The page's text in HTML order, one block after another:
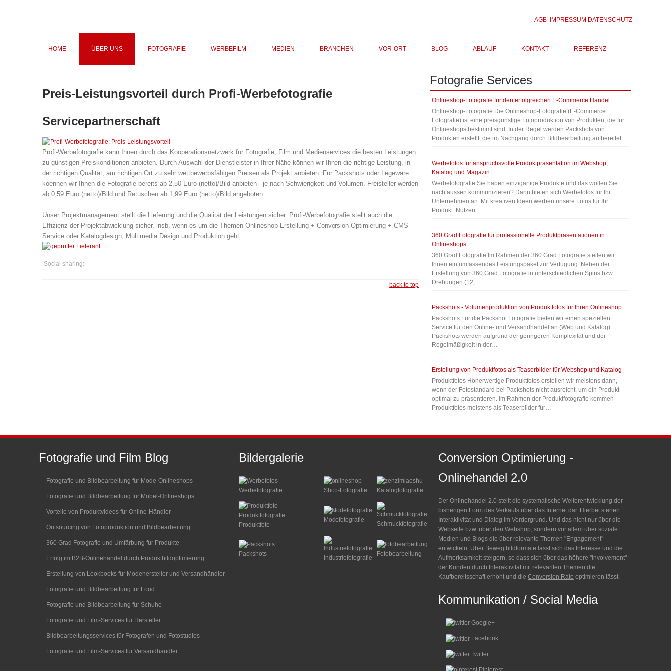
AGB IMPRESSUM DATENSCHUTZ
HOME ÜBER UNS FOTOGRAFIE WERBEFILM MEDIEN BRANCHEN VOR-ORT BLOG ABLAUF KONTAKT REFERENZ
Preis-Leistungsvorteil durch Profi-Werbefotografie
Servicepartnerschaft
Profi-Werbefotografie kann Ihnen durch das Kooperationsnetzwerk für Fotografie, Film und Medienservices die besten Leistungen
zu günstigen Preiskonditionen anbieten. Durch Auswahl der Dienstleister in Ihrer Nähe können wir Ihnen die richtige Leistung, in
der richtigen Qualität, am richtigen Ort zu sehr wettbewerbsfähigen Preisen als Projekt anbieten. Für Packshots oder Legeware
koennen wir Ihnen die Fotografie bereits ab 2,50 Euro (netto)/Bild anbieten - je nach Schwierigkeit und Volumen. Freisteller werden
ab 0,59 Euro (netto)/Bild und Retuschen ab 1,99 Euro (netto)/Bild angeboten.
Unser Projektmanagement stellt die Lieferung und die Qualität der Leistungen sicher. Profi-Werbefotografie stellt auch die
Effizienz der Projektabwicklung sicher, insb. wenn es um die Themen Onlineshop Erstellung + Conversion Optimierung + CMS
Service oder Katalogdesign, Multimedia Design und Produktion geht.
Social sharing:
back to top
Fotografie Services
Onlineshop-Fotografie für den erfolgreichen E-Commerce Handel
Onlineshop-Fotografie Die Onlineshop-Fotografie (E-Commerce
Fotografie) ist eine preisgünstige Fotoproduktion von Produkten, die für
Onlineshops bestimmt sind. In der Regel werden Packshots von
Produkten erstellt, die im Nachgang durch Bildbearbeitung aufbereitet…
Werbefotos für anspruchsvolle Produktpräsentation im Webshop,
Katalog und Magazin
Werbefotografie Sie haben einzigartige Produkte und das wollen Sie
nach aussen kommunizieren? Dann bieten sich Werbefotos für Ihr
Unternehmen an. Mit kreativen Ideen werben unsere Fotos für Ihr
Produkt. Nutzen…
360 Grad Fotografie für professionelle Produktpräsentationen in
Onlineshops
360 Grad Fotografie Im Rahmen der 360 Grad Fotografie stellen wir
Ihnen ein umfassendes Leistungspaket zur Verfügung. Neben der
Erstellung von 360 Grad Fotografie in unterschiedlichen Spins bzw.
Drehungen (12,…
Packshots - Volumenproduktion von Produktfotos für Ihren Onlineshop
Packshots Für die Packshot Fotografie bieten wir einen speziellen
Service für den Online- und Versandhandel an (Web und Katalog).
Packshots werden aufgrund der geringeren Komplexität und der
Regelmäßigkeit in der…
Erstellung von Produktfotos als Teaserbilder für Webshop und Katalog
Produktfotos Höherwertige Produktfotos erstellen wir meistens dann,
wenn der Fotostandard bei Packshots nicht ausreicht, um ein Produkt
optimal zu präsentieren. Im Rahmen der Produktfotografie kommen
Produktfotos meistens als Teaserbilder für…
Fotografie und Film Blog
Fotografie und Bildbearbeitung für Mode-Onlineshops
Fotografie und Bildbearbeitung für Möbel-Onlineshops
Vorteile von Produktvideos für Online-Händler
Outsourcing von Fotoproduktion und Bildbearbeitung
360 Grad Fotografie und Umfärbung für Produkte
Erfolg im B2B-Onlinehandel durch Produktbildoptimierung
Erstellung von Lookbooks für Modehersteller und Versandhändler
Fotografie und Bildbearbeitung für Food
Fotografie und Bildbearbeitung für Schuhe
Fotografie und Film-Services für Hersteller
Bildbearbeitungsservices für Fotografen und Fotostudios
Fotografie und Film-Services für Versandhändler
Bildergalerie
Werbefotografie Shop-Fotografie Katalogfotografie
Produktfoto
Modefotografie
Schmuckfotografie
Packshots
Industriefotografie
Fotobearbeitung
Conversion Optimierung -
Onlinehandel 2.0
Der Onlinehandel 2.0 stellt die systematische Weiterentwicklung der
bisherigen Form des Verkaufs über das Internet dar. Hierbei stehen
Interaktivität und Dialog im Vordergrund. Und das nicht nur über die
Webseite bzw. über den Webshop, sondern vor allem über soziale
Medien und Blogs die über relevante Themen "Engagement"
entwickeln. Über Bewegtbildformate lässt sich das Interesse und die
Aufmerksamkeit steigern, so dass sich über das höhere "Involvement"
der Kunden durch Interaktivität mit relevanten Themen die
Kaufbereitsschaft erhöht und die Conversion Rate optimieren lässt.
Kommunikation / Social Media
Google+
Facebook
Twitter
Pinterest